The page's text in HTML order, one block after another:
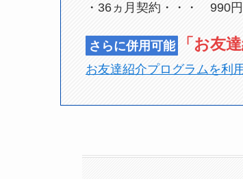
・36ヵ月契約・・・ 990
さらに併用可能 「お友
お友達紹介プログラムを利